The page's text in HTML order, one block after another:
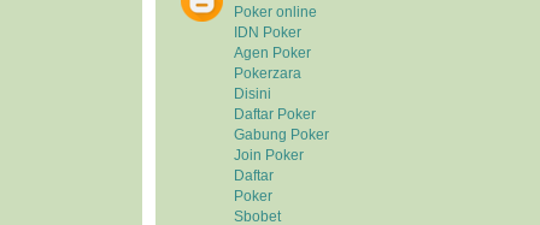
Poker online
IDN Poker
Agen Poker
Pokerzara
Disini
Daftar Poker
Gabung Poker
Join Poker
Daftar
Poker
Sbobet